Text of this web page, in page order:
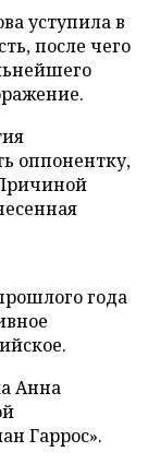
уступила в
после чего
оппонентку,
года
Анна
Гаррос».